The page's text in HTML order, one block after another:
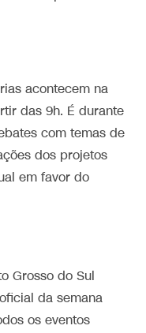
acontecem na
das 9h. É durante
com temas de
dos projetos
em favor do
Grosso do Sul
da semana
os eventos